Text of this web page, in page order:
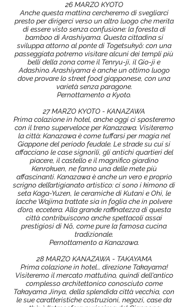
26 MARZO KYOTO
Anche questa mattina cercheremo di svegliarci
presto per dirigerci verso un altro luogo che merita
di essere visto senza confusione: la foresta di
bamboo di Arashiyama. Questa cittadina si
sviluppa attorno al ponte di Togetsukyō: con una
passeggiata potremo visitare alcuni dei templi più
belli della zona come il Tenryu-ji, il Gio-ji e
Adashino. Arashiyama è anche un ottimo luogo
dove provare lo street food giapponese, con una
varietà senza paragone.
Pernottamento a Kyoto.
27 MARZO KYOTO - KANAZAWA
Prima colazione in hotel, anche oggi ci sposteremo
con il treno superveloce per Kanazawa. Visiteremo
la città: Kanazawa è come tuffarsi per magia nel
Giappone del periodo feudale. Le strade su cui si
affacciano le case signorili, gli antichi quartieri del
piacere, il castello e il magnifico giardino
Kenrokuen, ne fanno una delle mete più
affascinanti. Kanazawa è anche un vero e proprio
scrigno dell’artigianato artistico: ci sono i kimono di
seta Kaga-Yuzen, le ceramiche di Kutani e Ohi, le
lacche Wajima trattate sia in foglia che in polvere
d’oro, eccetera. Alla grande raffinatezza di questa
città contribuiscono anche spettacoli assai
prestigiosi di Nō, come pure la famosa cucina
tradizionale.
Pernottamento a Kanazawa.
28 MARZO KANAZAWA - TAKAYAMA
Prima colazione in hotel... direzione Takayama!
Visiteremo il mercato mattutino, quindi dell'antico
complesso architettonico conosciuto come
Takayama Jinya, della splendida città vecchia, con
le sue caratteristiche costruzioni, negozi, case da